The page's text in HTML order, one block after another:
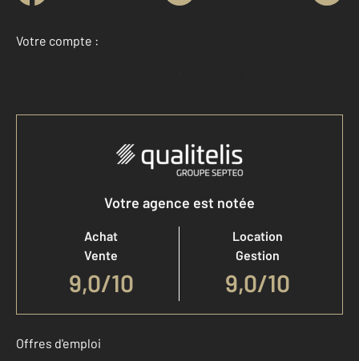
Votre compte :
Accéder à mon compte
Votre agence est notée
Achat
Vente
9,0/10
Location
Gestion
9,0/10
Offres d'emploi